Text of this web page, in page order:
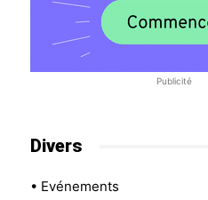
Publicité
Divers
• Evénements